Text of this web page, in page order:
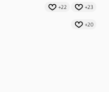
+23
+22
+20